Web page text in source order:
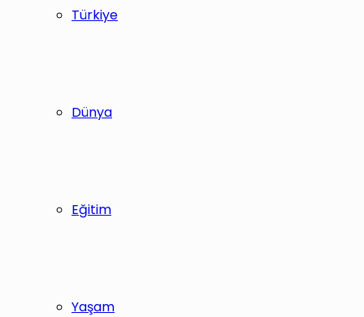
Türkiye
Dünya
Eğitim
Yaşam